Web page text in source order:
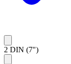
2 DIN (7")